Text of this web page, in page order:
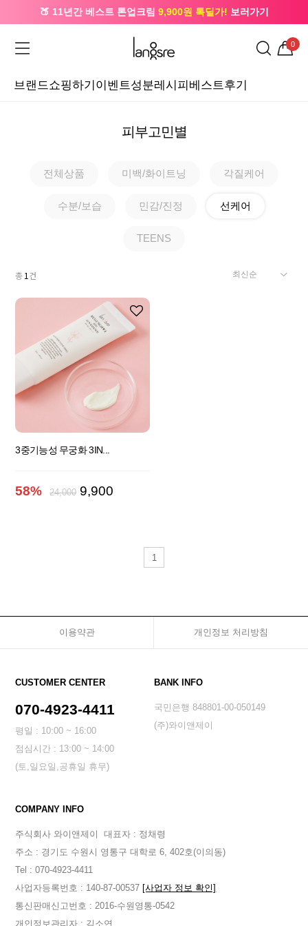
🍑 11년간 베스트 톤업크림 9,900원 톡딜가! 보러가기
5,000원
0
브랜드쇼핑하기 이벤트성분레시피 베스트후기
피부고민별
전체상품 미백/화이트닝 각질케어
수분/보습 민감/진정 선케어
TEENS
총1 건
3중기능성 무궁화 3IN...
58% 24,000 9,900
1
이용약관 개인정보 처리방침
CUSTOMER CENTER
070-4923-4411
평일 : 10:00 ~ 16:00
점심시간 : 13:00 ~ 14:00
(토,일요일,공휴일 휴무)
BANK INFO
국민은행 848801-00-050149
(주)와이앤제이
COMPANY INFO
주식회사 와이앤제이
대표자 : 정채령
주소 : 경기도 수원시 영통구 대학로 6, 402호(이의동)
Tel : 070-4923-4411
사업자등록번호 : 140-87-00537 [사업자 정보 확인]
통신판매신고번호 : 2016-수원영통-0542
개인정보관리자 : 김소연